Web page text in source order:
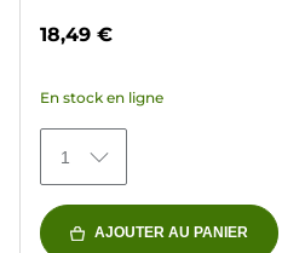
5
72
avis
18,49 €
En stock en ligne
1
AJOUTER AU PANIER